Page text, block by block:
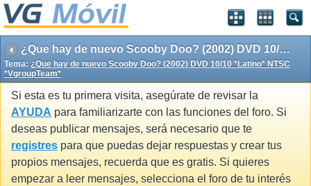
¿Que hay de nuevo Scooby Doo? (2002) DVD 10/10 *Latino* NTSC *VgroupTeam*
Tema: ¿Que hay de nuevo Scooby Doo? (2002) DVD 10/10 *Latino* NTSC
*VgroupTeam*
Si esta es tu primera visita, asegúrate de revisar la
AYUDA para familiarizarte con las funciones del foro. Si
deseas publicar mensajes, será necesario que te
registres para que puedas dejar respuestas y crear tus
propios mensajes, recuerda que es gratis. Si quieres
empezar a leer mensajes, selecciona el foro de tu interés